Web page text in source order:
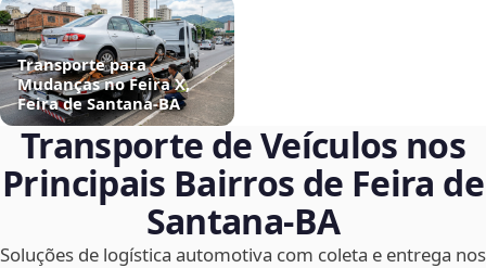
Transporte para
Mudanças no Feira X,
Feira de Santana‑BA
Transporte de Veículos nos
Principais Bairros de Feira de
Santana‑BA
Soluções de logística automotiva com coleta e entrega nos